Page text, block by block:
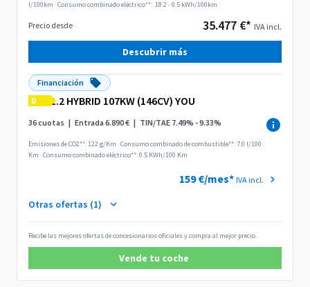
l/100km ·Consumo combinado eléctrico**: 18.2 - 0.5 kWh/100km
Precio desde 35.477 €* IVA incl.
Descubrir más
Financiación
D
1.2 HYBRID 107KW (146CV) YOU
36 cuotas | Entrada 6.890 € | TIN/TAE 7.49% - 9.33%
Emisiones de CO2**: 122 g/Km ·Consumo combinado de combustible**: 7.0 l/100
Km ·Consumo combinado eléctrico**: 0.5 KWh/100 Km
159 €/mes* IVA incl.
Otras ofertas (1)
Recibe las mejores ofertas de concesionarios oficiales y compra al mejor precio.
Vende tu coche